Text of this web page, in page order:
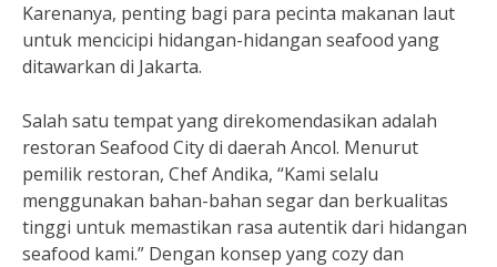
Karenanya, penting bagi para pecinta makanan laut
untuk mencicipi hidangan-hidangan seafood yang
ditawarkan di Jakarta.
Salah satu tempat yang direkomendasikan adalah
restoran Seafood City di daerah Ancol. Menurut
pemilik restoran, Chef Andika, “Kami selalu
menggunakan bahan-bahan segar dan berkualitas
tinggi untuk memastikan rasa autentik dari hidangan
seafood kami.” Dengan konsep yang cozy dan